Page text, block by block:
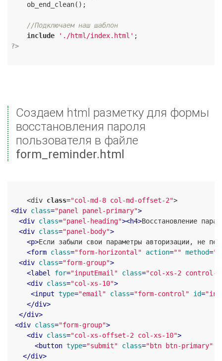
    ob_end_clean();
//Подключаем наш шаблон
include
'./html/index.html'
?>
Создаем html разметку для формы
восстановления пароля
пользователя в файле
form_reminder.html
    <div
class="col-md-8 col-md-offset-2"
<div class="panel panel-primary">
<div class="panel-heading"><h4>Восстановление
<div class="panel-body">
<p>Если забыли свои параметры авторизации, не
<form class="form-horizontal" action="" method=
<div class="form-group">
<label for="inputEmail" class="col-xs-2 control-
<div class="col-xs-10">
<input type="email" class="form-control" id=
</div>
</div>
<div class="form-group">
<div class="col-xs-offset-2 col-xs-10">
<button type="submit" class="btn btn-primary"
</div>